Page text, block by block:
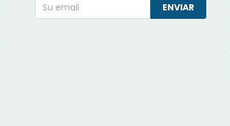
ENVIAR